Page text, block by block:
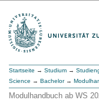
Startseite → Studium →
Science → Bachelor→
Modulhandbuch ab WS